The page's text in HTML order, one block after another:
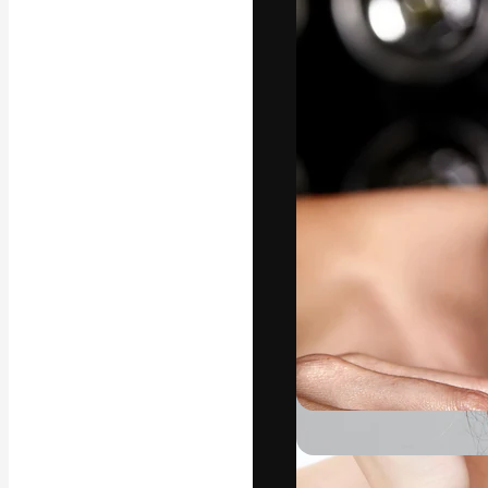
La plateforme
vos meilleurs
d’abonnés :
Copyright © 2010-